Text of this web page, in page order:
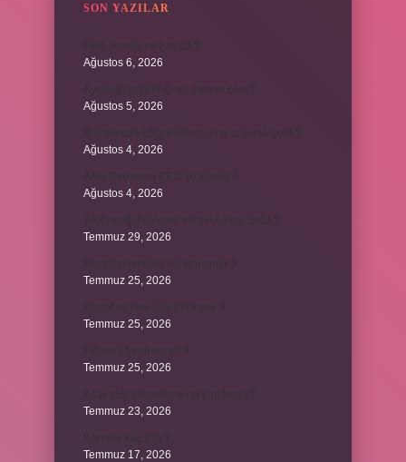
SON YAZILAR
Fare yemek caiz midir ?
Ağustos 6, 2026
Ayçiçeği çekirdeği ne zaman olur ?
Ağustos 5, 2026
Bulmacada köken bilimsel ne anlama gelir ?
Ağustos 4, 2026
Arca Savunma CEO’su kimdir ?
Ağustos 4, 2026
Zeytinyağı bekleme süresi ne kadardır ?
Temmuz 29, 2026
Temmuz 25, 2026
Temmuz 25, 2026
Temmuz 25, 2026
Temmuz 23, 2026
Temmuz 17, 2026